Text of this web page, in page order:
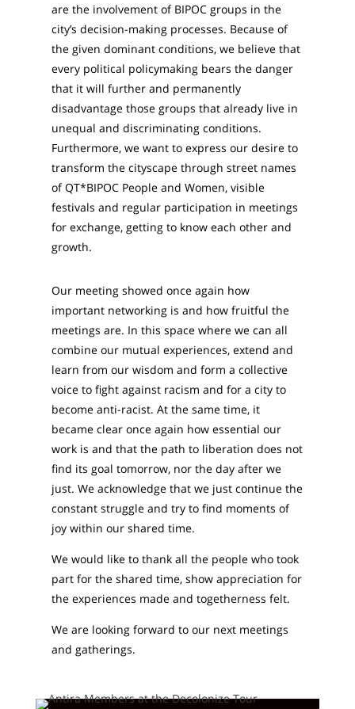
are the involvement of BIPOC groups in the
city’s decision-making processes. Because of
the given dominant conditions, we believe that
every political policymaking bears the danger
that it will further and permanently
disadvantage those groups that already live in
unequal and discriminating conditions.
Furthermore, we want to express our desire to
transform the cityscape through street names
of QT*BIPOC People and Women, visible
festivals and regular participation in meetings
for exchange, getting to know each other and
growth.
Our meeting showed once again how
important networking is and how fruitful the
meetings are. In this space where we can all
combine our mutual experiences, extend and
learn from our wisdom and form a collective
voice to fight against racism and for a city to
become anti-racist. At the same time, it
became clear once again how essential our
work is and that the path to liberation does not
find its goal tomorrow, nor the day after we
just. We acknowledge that we just continue the
constant struggle and try to find moments of
joy within our shared time.
We would like to thank all the people who took
part for the shared time, show appreciation for
the experiences made and togetherness felt.
We are looking forward to our next meetings
and gatherings.